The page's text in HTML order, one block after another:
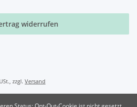
widerrufen
zzgl. Versand